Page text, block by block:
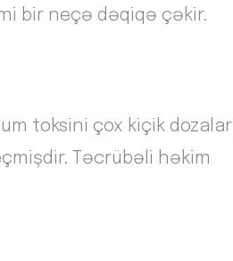
bir neçə dəqiqə çəkir.
toksini çox kiçik dozalar
Təcrübəli həkim